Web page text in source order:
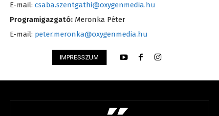
E-mail: csaba.szentgathi@oxygenmedia.hu
Programigazgató: Meronka Péter
E-mail: peter.meronka@oxygenmedia.hu
IMPRESSZUM